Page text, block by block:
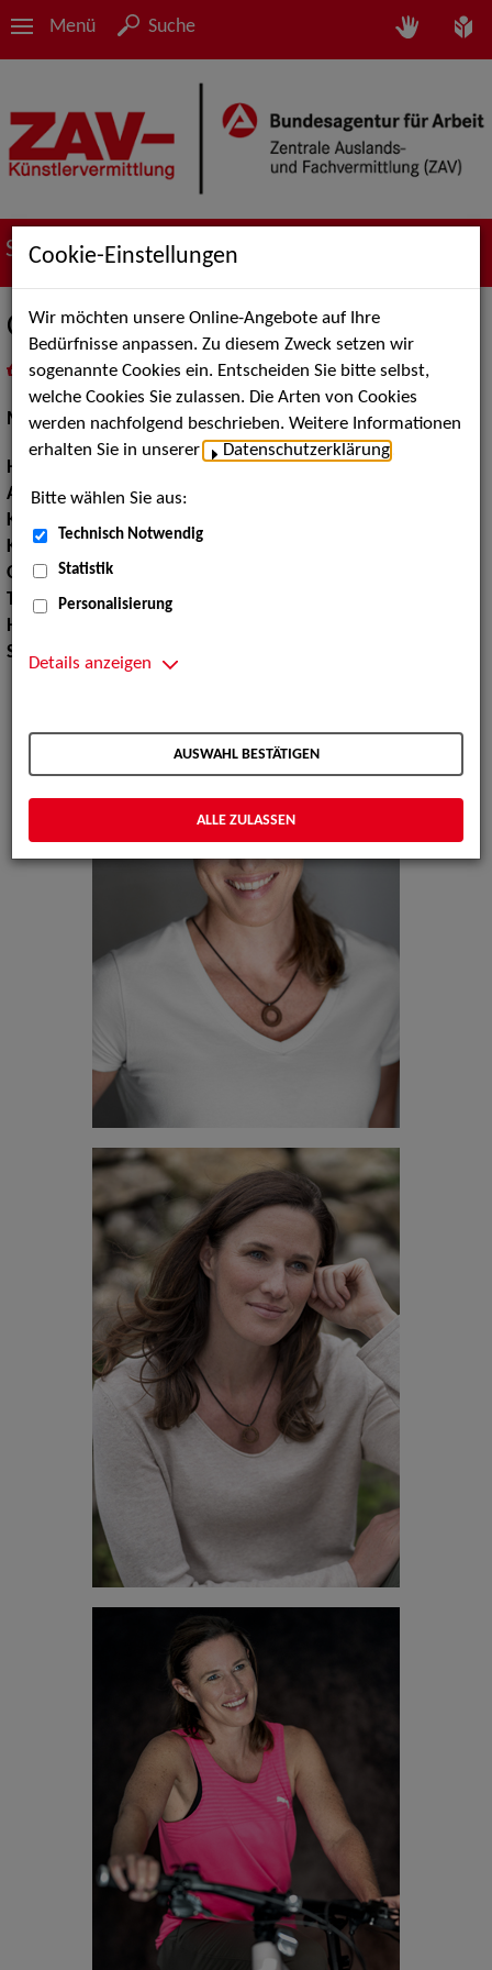
Menü Suche
Suche nach Künstler*innen
Cornelia Bu.
als PDF speichern
inMeine Merklistelegen
Models / Werbung:Fotomodell
Haarfarbe:
Augenfarbe:blau
Körpergröße:
Konfektionsgröße:
36 38
Oberweite:88
Taille:
70
Hüfte:
Schuhgröße:
38 39
Cookie-Einstellungen
Wir möchten unsere Online-Angebote auf Ihre
Bedürfnisse anpassen. Zu diesem Zweck setzen wir
sogenannte Cookies ein. Entscheiden Sie bitte selbst,
welche Cookies Sie zulassen. Die Arten von Cookies
werden nachfolgend beschrieben. Weitere Informationen
erhalten Sie in unserer
Datenschutzerklärung
Bitte wählen Sie aus:
Technisch Notwendig
Statistik
Personalisierung
Details anzeigen
AUSWAHL BESTÄTIGEN
ALLE ZULASSEN